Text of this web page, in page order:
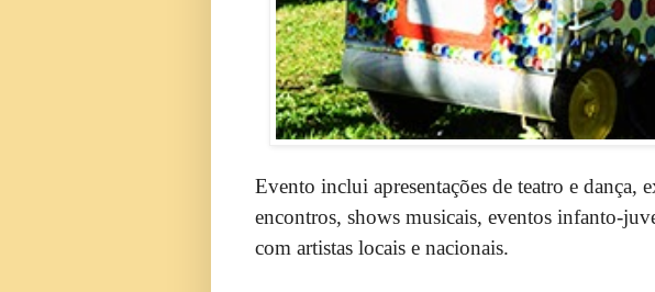
Evento inclui apresentações de teatro e dança,
encontros, shows musicais, eventos infanto-
com artistas locais e nacionais.